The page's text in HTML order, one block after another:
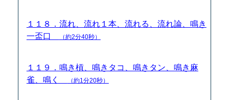
１１８．流れ、流れ１本、流れる、流れ論、鳴き
一盃口
（約2分40秒）
１１９．鳴き槓、鳴きタコ、鳴きタン、鳴き麻
雀、鳴く
（約1分20秒）